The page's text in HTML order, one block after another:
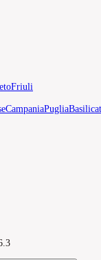
Friuli
CampaniaPuglia